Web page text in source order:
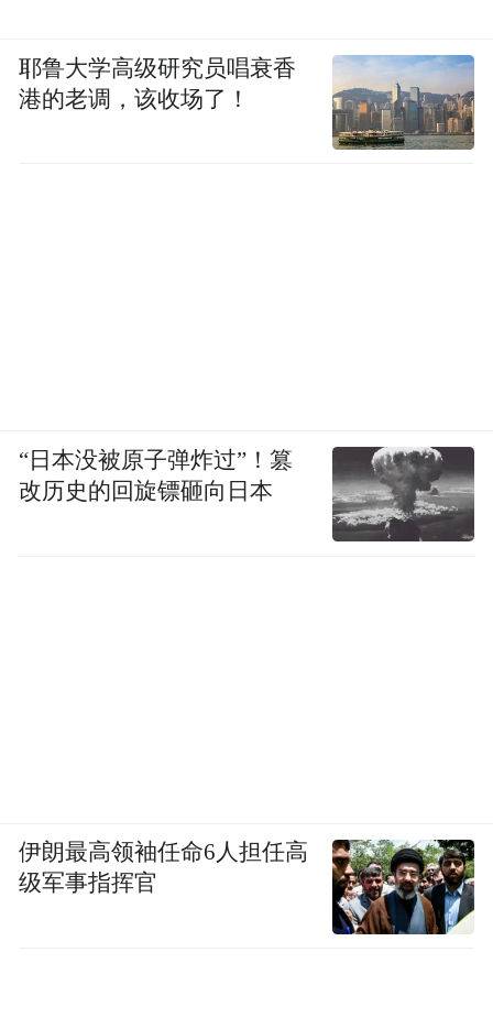
耶鲁大学高级研究员唱衰香
港的老调，该收场了！
“日本没被原子弹炸过”！篡
改历史的回旋镖砸向日本
伊朗最高领袖任命6人担任高
级军事指挥官